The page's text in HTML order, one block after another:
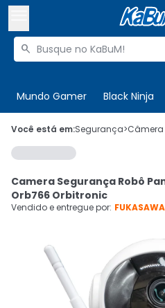
Buscar produtos

Mundo Gamer Black Ninja
 Olá. Acesse sua conta
 Departamentos
 Cupons
Ativar tradutor em libras
Você está em:Segurança>
Camera Segurança Robô
Orb766 Orbitronic
Vendido e entregue por: